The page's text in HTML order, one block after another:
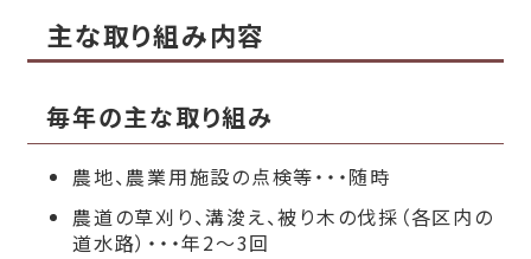
主な取り組み内容
毎年の主な取り組み
農地、農業用施設の点検等・・・随時
農道の草刈り、溝浚え、被り木の伐採（各区内の
道水路）・・・年2～3回